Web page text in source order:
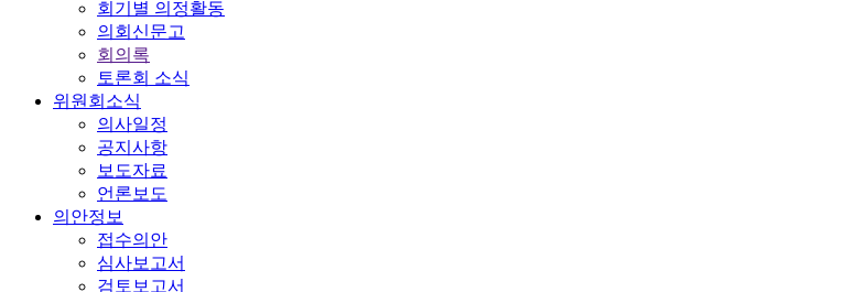
회기별 의정활동
의회신문고
회의록
토론회 소식
위원회소식
의사일정
공지사항
보도자료
언론보도
의안정보
접수의안
심사보고서
검토보고서